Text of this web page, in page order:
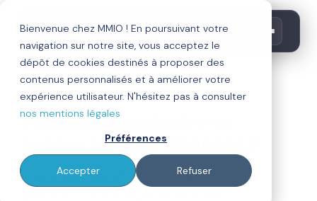
Bienvenue chez MMIO ! En poursuivant votre
navigation sur notre site, vous acceptez le
dépôt de cookies destinés à proposer des
contenus personnalisés et à améliorer votre
expérience utilisateur. N'hésitez pas à consulter
nos mentions légales
Préférences
Accepter Refuser
Pourquoi construire sa
propre base de données ?
Par Alexandre Robin
Publié le 13/11/17